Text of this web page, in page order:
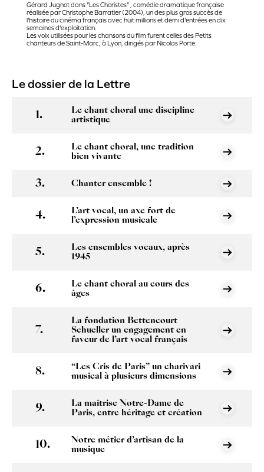
Gérard Jugnot dans "Les Choristes" , comédie dramatique française
réalisée par Christophe Barratier (2004), un des plus gros succès de
l'histoire du cinéma français avec huit millions et demi d'entrées en dix
semaines d'exploitation.
Les voix utilisées pour les chansons du film furent celles des Petits
chanteurs de Saint-Marc, à Lyon, dirigés par Nicolas Porte.
Le dossier de la Lettre
Le chant choral une discipline
artistique
Le chant choral, une tradition
bien vivante
Chanter ensemble !
L’art vocal, un axe fort de
l’expression musicale
Les ensembles vocaux, après
1945
Le chant choral au cours des
âges
La fondation Bettencourt
Schueller un engagement en
faveur de l’art vocal français
“Les Cris de Paris” un charivari
musical à plusieurs dimensions
La maîtrise Notre-Dame de
Paris, entre héritage et création
Notre métier d’artisan de la
musique